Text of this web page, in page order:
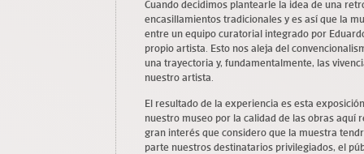
Cuando decidimos plantearle la idea de una
encasillamientos tradicionales y es así que la
entre un equipo curatorial integrado por
propio artista. Esto nos aleja del
una trayectoria y, fundamentalmente, las
nuestro artista.
El resultado de la experiencia es esta
nuestro museo por la calidad de las obras
gran interés que considero que la muestra
parte nuestros destinatarios privilegiados, el